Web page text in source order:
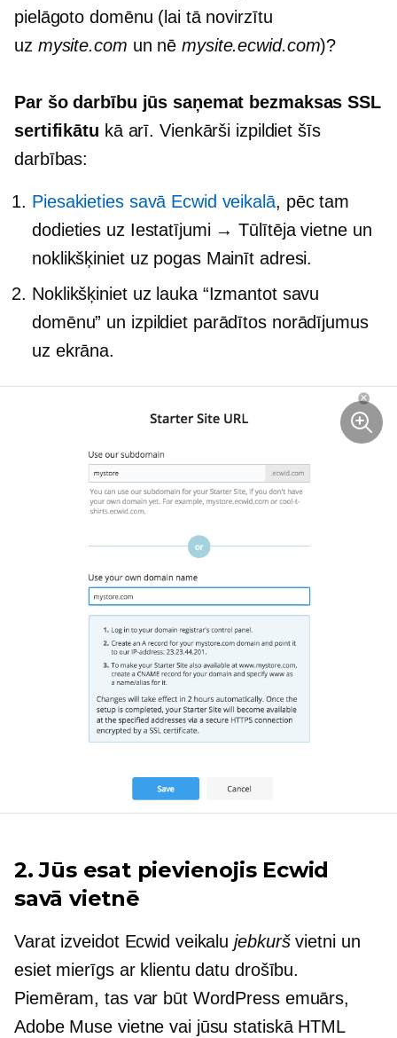
pielāgoto domēnu (lai tā novirzītu
uz mysite.com un nēmysite.ecwid.com)?
Par šo darbību jūs saņemat bezmaksas SSL
sertifikātu kā arī. Vienkārši izpildiet šīs
darbības:
Piesakieties savā Ecwid veikalā, pēc tam
dodieties uz Iestatījumi → Tūlītēja vietne un
noklikšķiniet uz pogas Mainīt adresi.
Noklikšķiniet uz lauka “Izmantot savu
domēnu” un izpildiet parādītos norādījumus
uz ekrāna.
2. Jūs esat pievienojis Ecwid
savā vietnē
Varat izveidot Ecwid veikalujebkuršvietni un
esiet mierīgs ar klientu datu drošību.
Piemēram, tas var būt WordPress emuārs,
Adobe Muse vietne vai jūsu statiskā HTML